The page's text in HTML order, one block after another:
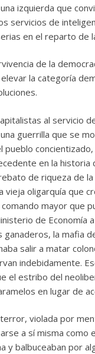
izquierda que
servicios de
en el reparto de
de la
la categoría
al servicio
guerrilla que se
en la
de riqueza de
oligarquía que
mayor que
de Economía
la mafia
salir a matar
indebidamente.
el estribo del
en lugar de
violada por
a sí misma como
y balbuceaban por